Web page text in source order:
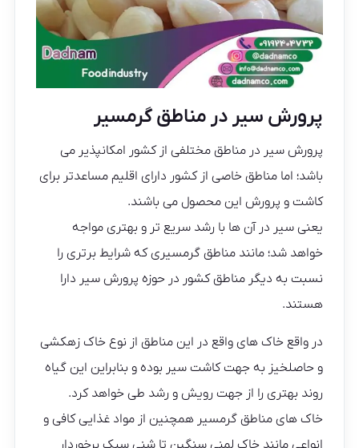
پرورش سیر در مناطق گرمسیر
پرورش سیر در مناطق مختلفی از کشور امکانپذیر می
باشد؛ اما مناطق خاصی از کشور دارای اقلیم مساعدتر برای
کاشت و پرورش این محصول می باشند.
یعنی سیر در آن ها با رشد سریع تر و بهتری مواجه
خواهد شد؛ مانند مناطق گرمسیری که شرایط برتری را
نسبت به دیگر مناطق کشور در حوزه پرورش سیر دارا
هستند.
در واقع خاک های واقع در این مناطق از نوع خاک زهکشی
و حاصلخیز به جهت کاشت سیر بوده و بنابراین این گیاه
روند بهتری را از جهت رویش و رشد طی خواهد کرد.
خاک های مناطق گرمسیر همچنین از مواد غذایی کافی و
انواعی مانند خاک لمنی سنگین تا شنی سبک برخوردار